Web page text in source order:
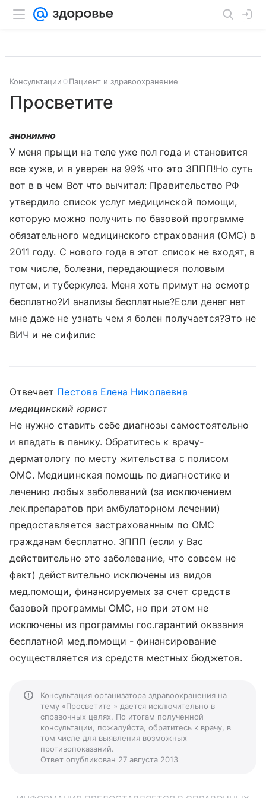
Консультации Пациент и здравоохранение
Просветите
анонимно
У меня прыщи на теле уже пол года и становится
все хуже, и я уверен на 99% что это ЗППП!Но суть
вот в в чем Вот что вычитал: Правительство РФ
утвердило список услуг медицинской помощи,
которую можно получить по базовой программе
обязательного медицинского страхования (ОМС) в
2011 году. С нового года в этот список не входят, в
том числе, болезни, передающиеся половым
путем, и туберкулез. Меня хоть примут на осмотр
бесплатно?И анализы бесплатные?Если денег нет
мне даже не узнать чем я болен получается?Это не
ВИЧ и не сифилис
Отвечает Пестова Елена Николаевна
медицинский юрист
Не нужно ставить себе диагнозы самостоятельно
и впадать в панику. Обратитесь к врачу-
дерматологу по месту жительства с полисом
ОМС. Медицинская помощь по диагностике и
лечению любых заболеваний (за исключением
лек.препаратов при амбулаторном лечении)
предоставляется застрахованным по ОМС
гражданам бесплатно. ЗППП (если у Вас
действительно это заболевание, что совсем не
факт) действительно исключены из видов
мед.помощи, финансируемых за счет средств
базовой программы ОМС, но при этом не
исключены из программы гос.гарантий оказания
бесплатной мед.помощи - финансирование
осуществляется из средств местных бюджетов.
Консультация организатора здравоохранения на
тему «Просветите » дается исключительно в
справочных целях. По итогам полученной
консультации, пожалуйста, обратитесь к врачу, в
том числе для выявления возможных
противопоказаний.
Ответ опубликован 27 августа 2013